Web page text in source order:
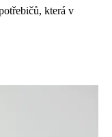
která v